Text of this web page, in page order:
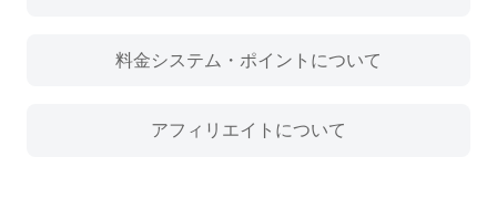
料金システム・ポイントについて
アフィリエイトについて